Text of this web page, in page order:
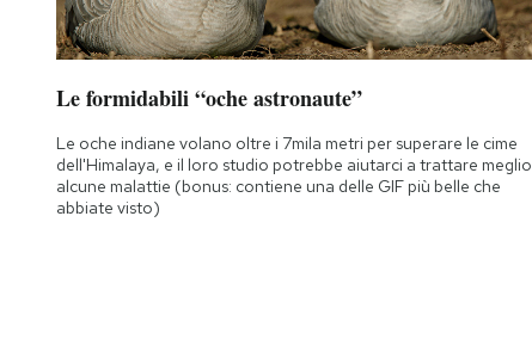
Le formidabili “oche astronaute”
Le oche indiane volano oltre i 7mila metri per superare le cime
dell'Himalaya, e il loro studio potrebbe aiutarci a trattare meglio
alcune malattie (bonus: contiene una delle GIF più belle che
abbiate visto)